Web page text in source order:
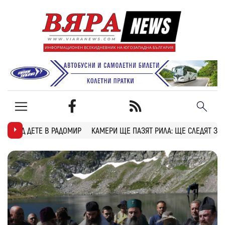
КАМЕРИ ЩЕ ПАЗЯТ РИЛА: ЩЕ СЛЕДЯТ ЗА ПОЖАРИ, БРАКОНИЕРИ И